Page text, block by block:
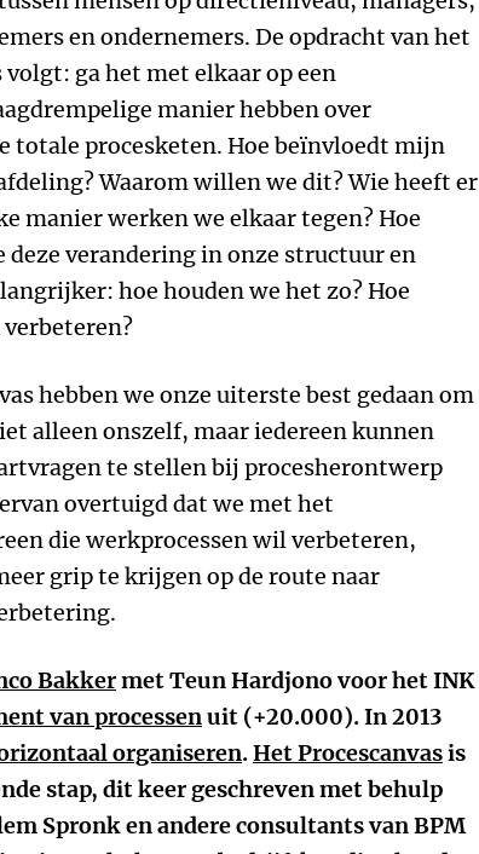
en ondernemers. De opdracht van het
volgt: ga het met elkaar op een
manier hebben over
totale procesketen. Hoe beïnvloedt mijn
Waarom willen we dit? Wie heeft er
manier werken we elkaar tegen? Hoe
verandering in onze structuur en
hoe houden we het zo? Hoe
hebben we onze uiterste best gedaan om
alleen onszelf, maar iedereen kunnen
te stellen bij procesherontwerp
overtuigd dat we met het
die werkprocessen wil verbeteren,
grip te krijgen op de route naar
Bakkermet Teun Hardjono voor het INK
van processenuit (+20.000). In 2013
organiseren.Het Procescanvasis
stap, dit keer geschreven met behulp
Spronk en andere consultants van BPM